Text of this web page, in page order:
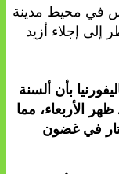
في محيط مدينة
إلى إجلاء أزيد
بأن ألسنة
الأربعاء، مما
في غضون